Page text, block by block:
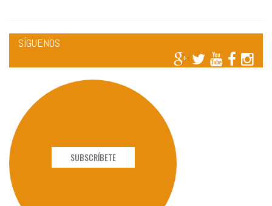
SÍGUENOS
SUBSCRÍBETE